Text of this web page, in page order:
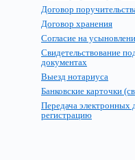
Договор
Договор хранения
Согласие на
Свидетельствование
документах
Выезд нотариуса
Банковские карточки
Передача электронных
регистрацию